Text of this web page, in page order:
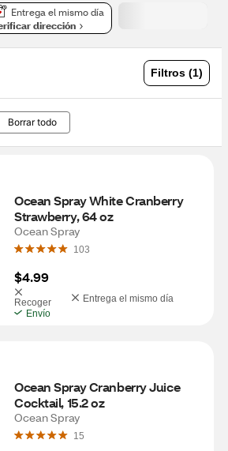
Entrega el mismo día
dirección
Filtros (1)
Borrar todo
Ocean Spray White Cranberry
Strawberry, 64 oz
Ocean Spray
103
$4.99
Recoger
Entrega el mismo día
Envío
Ocean Spray Cranberry Juice
Cocktail, 15.2 oz
Ocean Spray
15